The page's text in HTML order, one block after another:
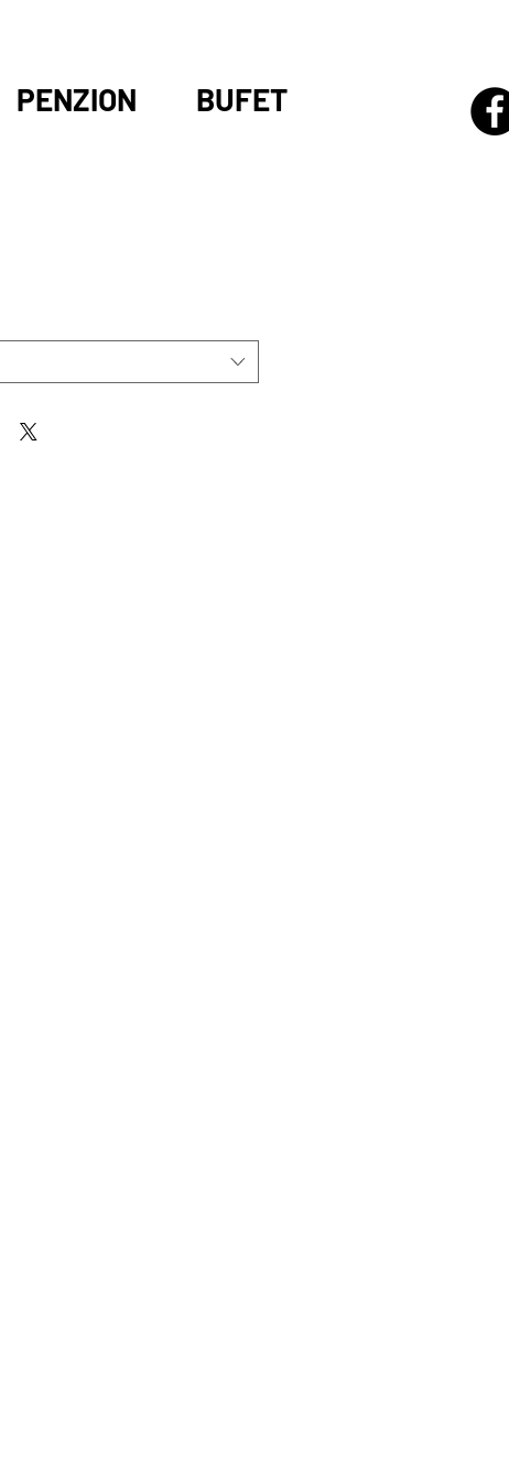
PENZION BUFET